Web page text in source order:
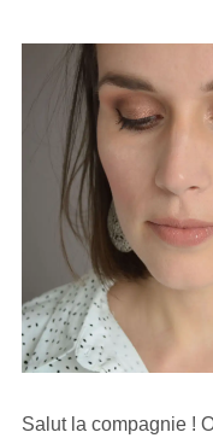
Salut la compagnie !